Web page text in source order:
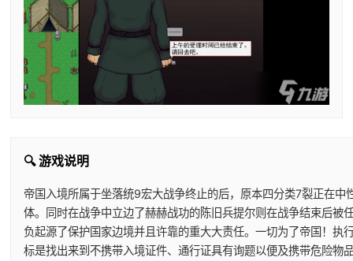
🔍 游戏说明
帝国入境所属于坐落统9宏大战争终止的后，原本四分类7裂正在中
体。同时在战争中立边了赫赫战功的陈旧兵提尔则在战争结束后被
负起源了保护国家边境并且许靠的重大大责任。一切为了帝国！执
标是找出来到不携带入境证件、通行证具有询题以便及携带危险物